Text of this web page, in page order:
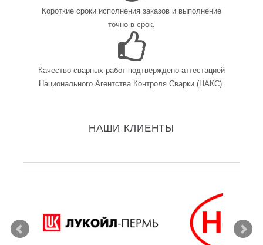
Короткие сроки исполнения заказов и выполнение
точно в срок.
Качество сварных работ подтверждено аттестацией
Национального Агентства Контроля Сварки (НАКС).
НАШИ КЛИЕНТЫ